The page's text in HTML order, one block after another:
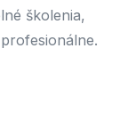
školenia,